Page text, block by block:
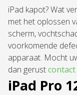
iPad kapot? Wat
met het oplossen
scherm,
voorkomende
apparaat. Mocht
dan gerust
iPad Pro